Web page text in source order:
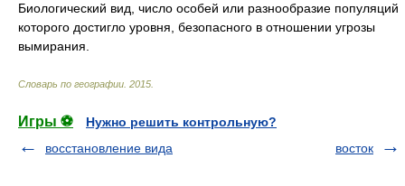
Биологический вид, число особей или разнообразие популяций
которого достигло уровня, безопасного в отношении угрозы
вымирания.
Словарь по географии 2015
Игры ⚽
Нужно решить контрольную?
восстановление вида
восток